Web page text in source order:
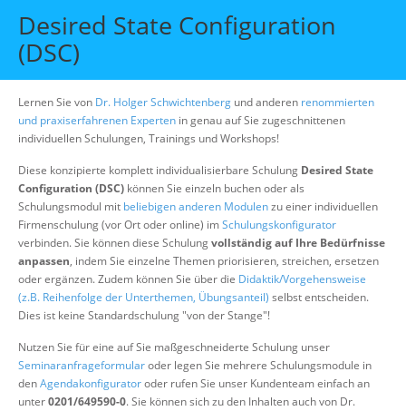
Beratung
Offene Seminare
Wissen
Suche
Desired State Configuration
(DSC)
Lernen Sie von Dr. Holger Schwichtenberg und anderen renommierten
und praxiserfahrenen Experten in genau auf Sie zugeschnittenen
individuellen Schulungen, Trainings und Workshops!
Diese konzipierte komplett individualisierbare Schulung Desired State
Configuration (DSC) können Sie einzeln buchen oder als
Schulungsmodul mit beliebigen anderen Modulenzu einer individuellen
Firmenschulung (vor Ort oder online) imSchulungskonfigurator
verbinden. Sie können diese Schulungvollständig auf Ihre Bedürfnisse
anpassen, indem Sie einzelne Themen priorisieren, streichen, ersetzen
oder ergänzen. Zudem können Sie über die Didaktik/Vorgehensweise
(z.B. Reihenfolge der Unterthemen, Übungsanteil) selbst entscheiden.
Dies ist keine Standardschulung "von der Stange"!
Nutzen Sie für eine auf Sie maßgeschneiderte Schulung unser
Seminaranfrageformularoder legen Sie mehrere Schulungsmodule in
denAgendakonfiguratoroder rufen Sie unser Kundenteam einfach an
unter0201/649590-0. Sie können sich zu den Inhalten auch von Dr.